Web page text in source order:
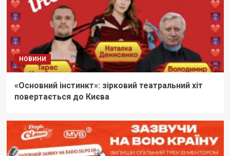
НОВИНИ
«Основний інстинкт»: зірковий театральний хіт
повертається до Києва